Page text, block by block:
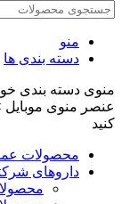
منو
دسته بندی ها
منوی دسته بندی
عنصر منوی
کنید
محصولات
داروهای